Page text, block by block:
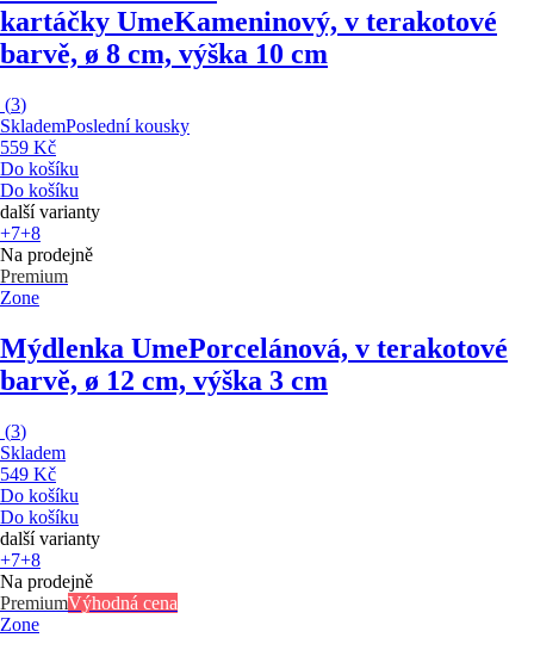
kartáčky UmeKameninový, v terakotové
barvě, ø 8 cm, výška 10 cm
(3)
SklademPoslední kousky
559 Kč
Do košíku
Do košíku
další varianty
+7+8
Na prodejně
Premium
Zone
Mýdlenka UmePorcelánová, v terakotové
barvě, ø 12 cm, výška 3 cm
(3)
Skladem
549 Kč
Do košíku
Do košíku
další varianty
+7+8
Na prodejně
PremiumVýhodná cena
Zone